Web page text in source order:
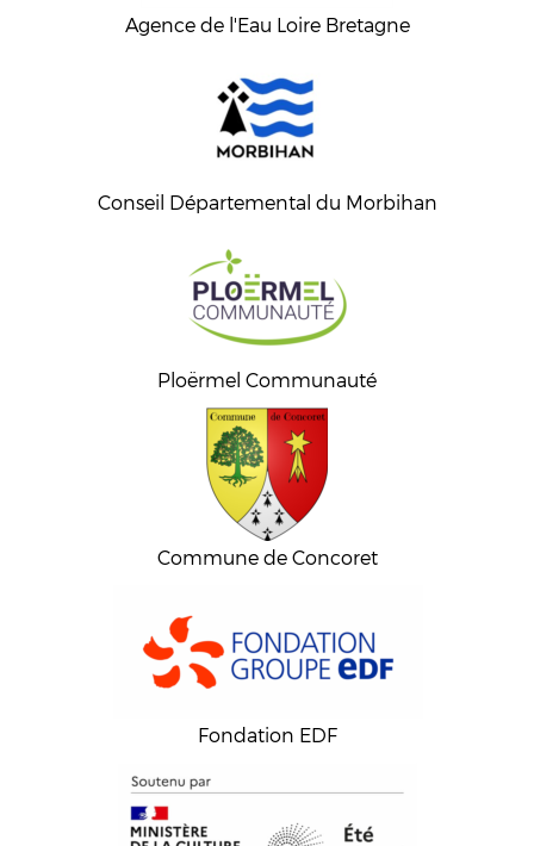
Agence de l'Eau Loire Bretagne
Conseil Départemental du Morbihan
Ploërmel Communauté
Commune de Concoret
Fondation EDF